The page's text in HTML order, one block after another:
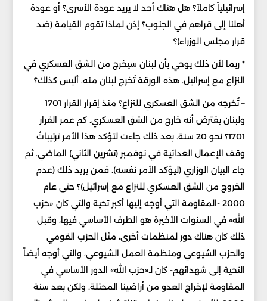
إسرائيلياً كاملاً؟ هل هناك أحد لا يريد عودة الأسرى؟ أو عودة
أهلنا إلى قراهم في الجنوب؟ إذن لماذا تقوم القيامة (ضد
قرار مجلس الوزراء)؟
* ربما لأن ذلك يوحي بأن لبنان سيخرج من الشق العسكري في
النزاع مع إسرائيل. هذه الورقة تُخرج لبنان منه، أليس كذلك؟
– تُخرجه من الشق العسكري للنزاع؟ منذ إقرار القرار 1701
ولبنان يفترض أنه خارج من الشق العسكري. كم عمر القرار
1701؟ نحو 20 سنة. بعد ذلك جاءت لتؤكد هذا الأمر ترتيباتُ
وقف الإعمال العدائية في نوفمبر (تشرين الثاني) الماضي. ثم
جاء البيان الوزاري (ليؤكد الأمر نفسه). فمن يريد ذلك (عدم
الخروج من الشق العسكري للنزاع مع إسرائيل)؟ حتى عام
2000 -المقاومة التي أوجه إليها أكبر تحية والتي كان «حزب
الله» في السنوات الأخيرة هو الطرف الأساسي فيها، وقبل
ذلك كان هناك دور لمنظمات أخرى، مثل الحزب القومي
والحزب الشيوعي ومنظمة العمل الشيوعي، والتي أوجه أيضاً
التحية إلى شهدائهم- كان لـ«حزب الله» الدور الأساسي في
المقاومة لإخراج العدو من أراضينا المحتلة. ولكن بعد سنة